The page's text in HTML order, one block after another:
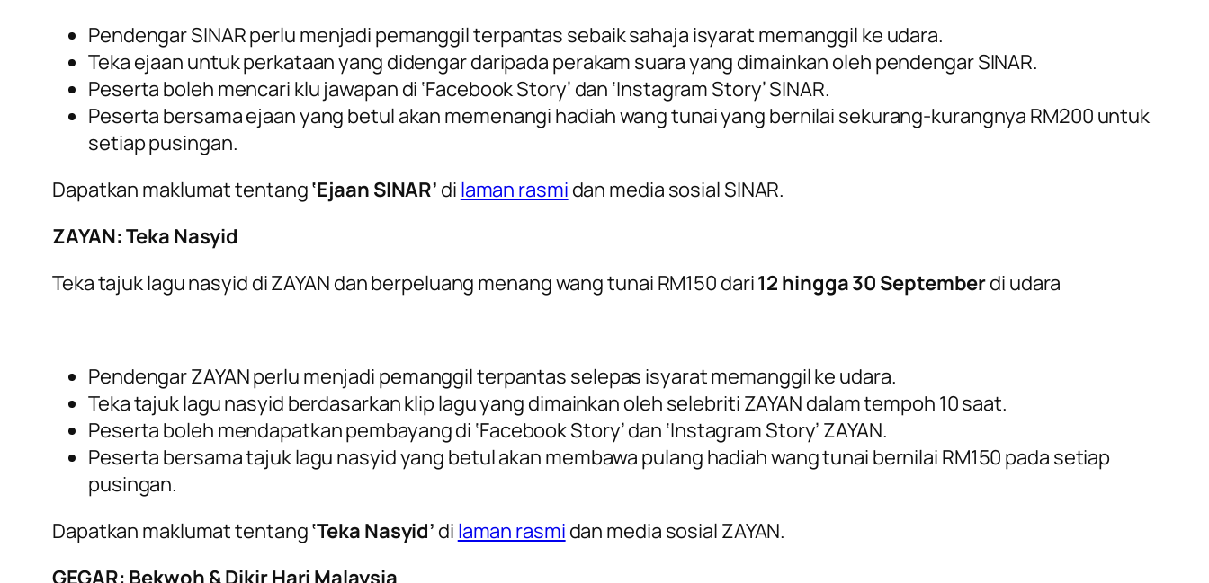
Pendengar SINAR perlu menjadi pemanggil terpantas sebaik sahaja isyarat memanggil ke udara.
Teka ejaan untuk perkataan yang didengar daripada perakam suara yang dimainkan oleh pendengar SINAR.
Peserta boleh mencari klu jawapan di ‘Facebook Story’ dan ‘Instagram Story’ SINAR.
Peserta bersama ejaan yang betul akan memenangi hadiah wang tunai yang bernilai sekurang-kurangnya RM200 untuk
setiap pusingan.
Dapatkan maklumat tentang‘Ejaan SINAR’ di laman rasmi dan media sosial SINAR.
ZAYAN: Teka Nasyid
Teka tajuk lagu nasyid di ZAYAN dan berpeluang menang wang tunai RM150 dari12 hingga 30 Septemberdi udara
Pendengar ZAYAN perlu menjadi pemanggil terpantas selepas isyarat memanggil ke udara.
Teka tajuk lagu nasyid berdasarkan klip lagu yang dimainkan oleh selebriti ZAYAN dalam tempoh 10 saat.
Peserta boleh mendapatkan pembayang di ‘Facebook Story’ dan ‘Instagram Story’ ZAYAN.
Peserta bersama tajuk lagu nasyid yang betul akan membawa pulang hadiah wang tunai bernilai RM150 pada setiap
pusingan.
Dapatkan maklumat tentang‘Teka Nasyid’ di laman rasmi dan media sosial ZAYAN.